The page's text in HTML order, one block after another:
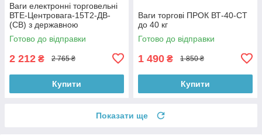
Ваги електронні торговельні
ВТЕ-Центровага-15Т2-ДВ-
(СВ) з державною
перевіркою
Готово до відправки
2 212 ₴ 2 765 ₴
Купити
Ваги торгові ПРОК ВТ-40-СТ
до 40 кг
Готово до відправки
1 490 ₴ 1 850 ₴
Купити
Показати ще